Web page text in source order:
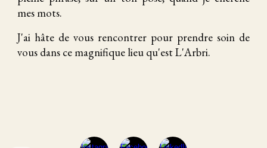
mes mots.
J'ai hâte de vous rencontrer pour prendre soin de
vous dans ce magnifique lieu qu'est L'Arbri.